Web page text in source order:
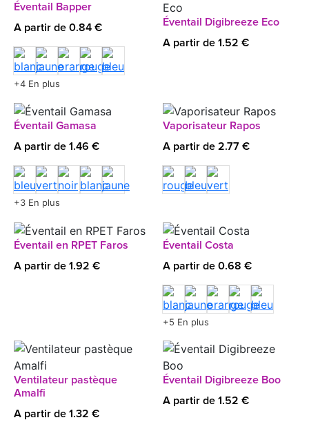
Éventail Bapper
A partir de 0.84 €
+4 En plus
Éventail Digibreeze Eco
A partir de 1.52 €
Éventail Gamasa
A partir de 1.46 €
+3 En plus
Vaporisateur Rapos
A partir de 2.77 €
Éventail en RPET Faros
A partir de 1.92 €
Éventail Costa
A partir de 0.68 €
+5 En plus
Ventilateur pastèque
Amalfi
A partir de 1.32 €
Éventail Digibreeze Boo
A partir de 1.52 €